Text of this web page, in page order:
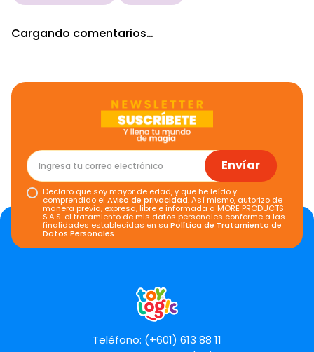
Cargando comentarios…
Envíar
Declaro que soy mayor de edad, y que he leído y
comprendido elAviso de privacidad. Así mismo, autorizo de
manera previa, expresa, libre e informada a MORE PRODUCTS
S.A.S. el tratamiento de mis datos personales conforme a las
finalidades establecidas en suPolítica de Tratamiento de
Datos Personales.
Teléfono: (+601) 613 88 11